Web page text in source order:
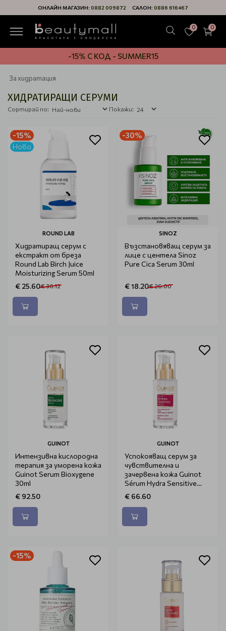
ОНЛАЙН МАГАЗИН: 0882 009872 САЛОН: 0886 616467
0 0
-15% С КОД - SUMMER15
За хидратация
ХИДРАТИРАЩИ СЕРУМИ
Сортирай по: Покажи:
-15%
Ново
ROUND LAB
Хидратиращ серум с
екстракт от бреза
Round Lab Birch Juice
Moisturizing Serum 50ml
€ 25.60€ 30.12
-30%
SINOZ
Възстановяващ серум за
лице с центела Sinoz
Pure Cica Serum 30ml
€ 18.20€ 26.00
GUINOT
Интензивна кислородна
терапия за уморена кожа
Guinot Serum Bioxygene
30ml
€ 92.50
GUINOT
Успокояващ серум за
чувствителна и
зачервена кожа Guinot
Sérum Hydra Sensitive
50ml
€ 66.60
-15%